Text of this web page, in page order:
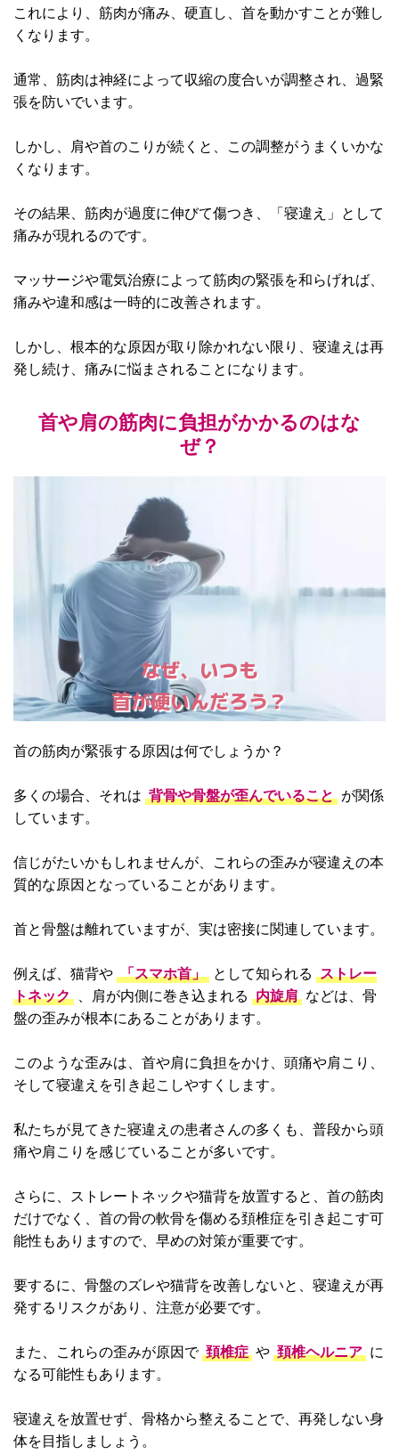
これにより、筋肉が痛み、硬直し、首を動かすことが難し
くなります。
通常、筋肉は神経によって収縮の度合いが調整され、過緊
張を防いでいます。
しかし、肩や首のこりが続くと、この調整がうまくいかな
くなります。
その結果、筋肉が過度に伸びて傷つき、「寝違え」として
痛みが現れるのです。
マッサージや電気治療によって筋肉の緊張を和らげれば、
痛みや違和感は一時的に改善されます。
しかし、根本的な原因が取り除かれない限り、寝違えは再
発し続け、痛みに悩まされることになります。
首や肩の筋肉に負担がかかるのはな
ぜ？
なぜ、いつも
首が硬いんだろう？
首の筋肉が緊張する原因は何でしょうか？
多くの場合、それは 背骨や骨盤が歪んでいること が関係
しています。
信じがたいかもしれませんが、これらの歪みが寝違えの本
質的な原因となっていることがあります。
首と骨盤は離れていますが、実は密接に関連しています。
例えば、猫背や 「スマホ首」 として知られる ストレー
トネック 、肩が内側に巻き込まれる 内旋肩 などは、骨
盤の歪みが根本にあることがあります。
このような歪みは、首や肩に負担をかけ、頭痛や肩こり、
そして寝違えを引き起こしやすくします。
私たちが見てきた寝違えの患者さんの多くも、普段から頭
痛や肩こりを感じていることが多いです。
さらに、ストレートネックや猫背を放置すると、首の筋肉
だけでなく、首の骨の軟骨を傷める頚椎症を引き起こす可
能性もありますので、早めの対策が重要です。
要するに、骨盤のズレや猫背を改善しないと、寝違えが再
発するリスクがあり、注意が必要です。
また、これらの歪みが原因で 頚椎症 や 頚椎ヘルニア に
なる可能性もあります。
寝違えを放置せず、骨格から整えることで、再発しない身
体を目指しましょう。